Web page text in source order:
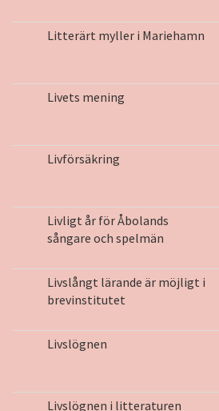
Litterärt myller i Mariehamn
Livets mening
Livförsäkring
Livligt år för Åbolands
sångare och spelmän
Livslångt lärande är möjligt i
brevinstitutet
Livslögnen
Livslögnen i litteraturen